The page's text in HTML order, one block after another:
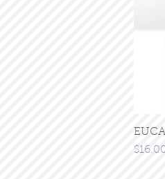
価格